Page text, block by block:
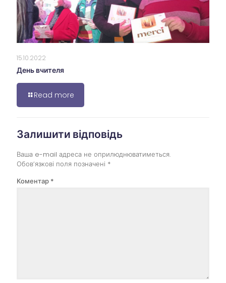
15.10.2022
День вчителя
Read more
Залишити відповідь
Ваша e-mail адреса не оприлюднюватиметься.
Обов’язкові поля позначені *
Коментар *